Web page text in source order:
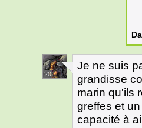
20
Je ne suis
grandisse
marin qu'ils
greffes et
capacité à